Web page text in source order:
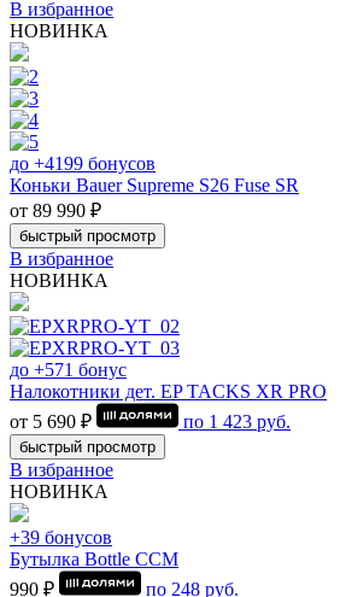
В избранное
НОВИНКА
до +4199 бонусов
Коньки Bauer Supreme S26 Fuse SR
от 89 990 ₽
быстрый просмотр
В избранное
НОВИНКА
до +571 бонус
Налокотники дет. EP TACKS XR PRO
от 5 690 ₽
по 1 423 руб.
быстрый просмотр
В избранное
НОВИНКА
+39 бонусов
Бутылка Bottle CCM
990 ₽
по 248 руб.